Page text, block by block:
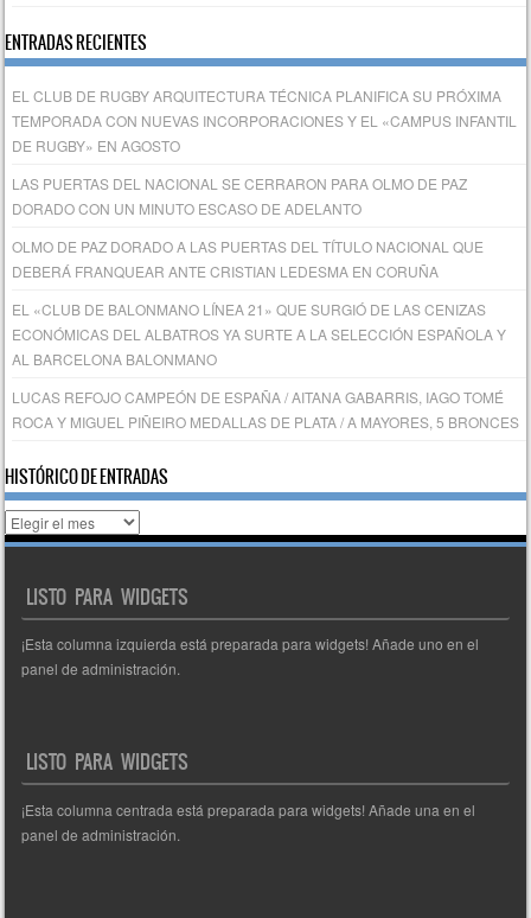
ENTRADAS RECIENTES
EL CLUB DE RUGBY ARQUITECTURA TÉCNICA PLANIFICA SU PRÓXIMA
TEMPORADA CON NUEVAS INCORPORACIONES Y EL «CAMPUS INFANTIL
DE RUGBY» EN AGOSTO
LAS PUERTAS DEL NACIONAL SE CERRARON PARA OLMO DE PAZ
DORADO CON UN MINUTO ESCASO DE ADELANTO
OLMO DE PAZ DORADO A LAS PUERTAS DEL TÍTULO NACIONAL QUE
DEBERÁ FRANQUEAR ANTE CRISTIAN LEDESMA EN CORUÑA
EL «CLUB DE BALONMANO LÍNEA 21» QUE SURGIÓ DE LAS CENIZAS
ECONÓMICAS DEL ALBATROS YA SURTE A LA SELECCIÓN ESPAÑOLA Y
AL BARCELONA BALONMANO
LUCAS REFOJO CAMPEÓN DE ESPAÑA / AITANA GABARRIS, IAGO TOMÉ
ROCA Y MIGUEL PIÑEIRO MEDALLAS DE PLATA / A MAYORES, 5 BRONCES
HISTÓRICO DE ENTRADAS
Histórico
de
LISTO PARA WIDGETS
¡Esta columna izquierda está preparada para widgets! Añade uno en el
panel de administración.
LISTO PARA WIDGETS
¡Esta columna centrada está preparada para widgets! Añade una en el
panel de administración.